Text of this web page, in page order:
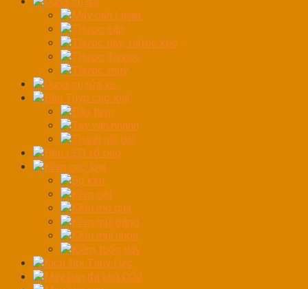
Máy cân Laser
Thước cặp
Thước dây, thước kéo
Thước đo góc
Thước thuỷ
Dụng cụ rửa xe
Đầu Tuýp các loại
Đầu tuýp
Tay vặn nhanh
Thanh nối dài
Đèn LED tổ ong
Kềm các loại
Bộ kìm
Kềm cắt
Kềm mỏ quạ
Kềm mũi bằng
Kềm mũi nhọn
Kiềm tuốc dây
Kích Đội Thủy Lực
Máy bắn đá khô CO2